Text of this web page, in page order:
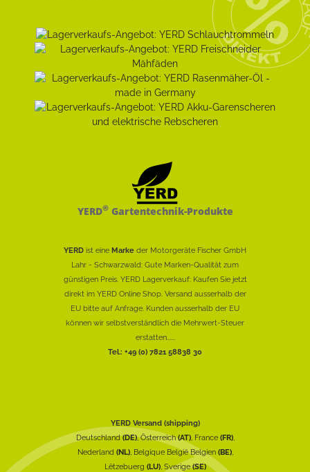
YERD®Gartentechnik-Produkte
YERD ist eine Marke der Motorgeräte Fischer GmbH
Lahr - Schwarzwald: Gute Marken-Qualität zum
günstigen Preis. YERD Lagerverkauf: Kaufen Sie jetzt
direkt im YERD Online Shop. Versand ausserhalb der
EU bitte auf Anfrage. Kunden ausserhalb der EU
können wir selbstverständlich die Mehrwert-Steuer
erstatten......
Tel.: +49 (0) 7821 58838 30
YERD Versand (shipping)
Deutschland(DE), Österreich(AT), France (FR),
Nederland (NL), Belgique België Belgien (BE),
Lëtzebuerg (LU), Sverige(SE)